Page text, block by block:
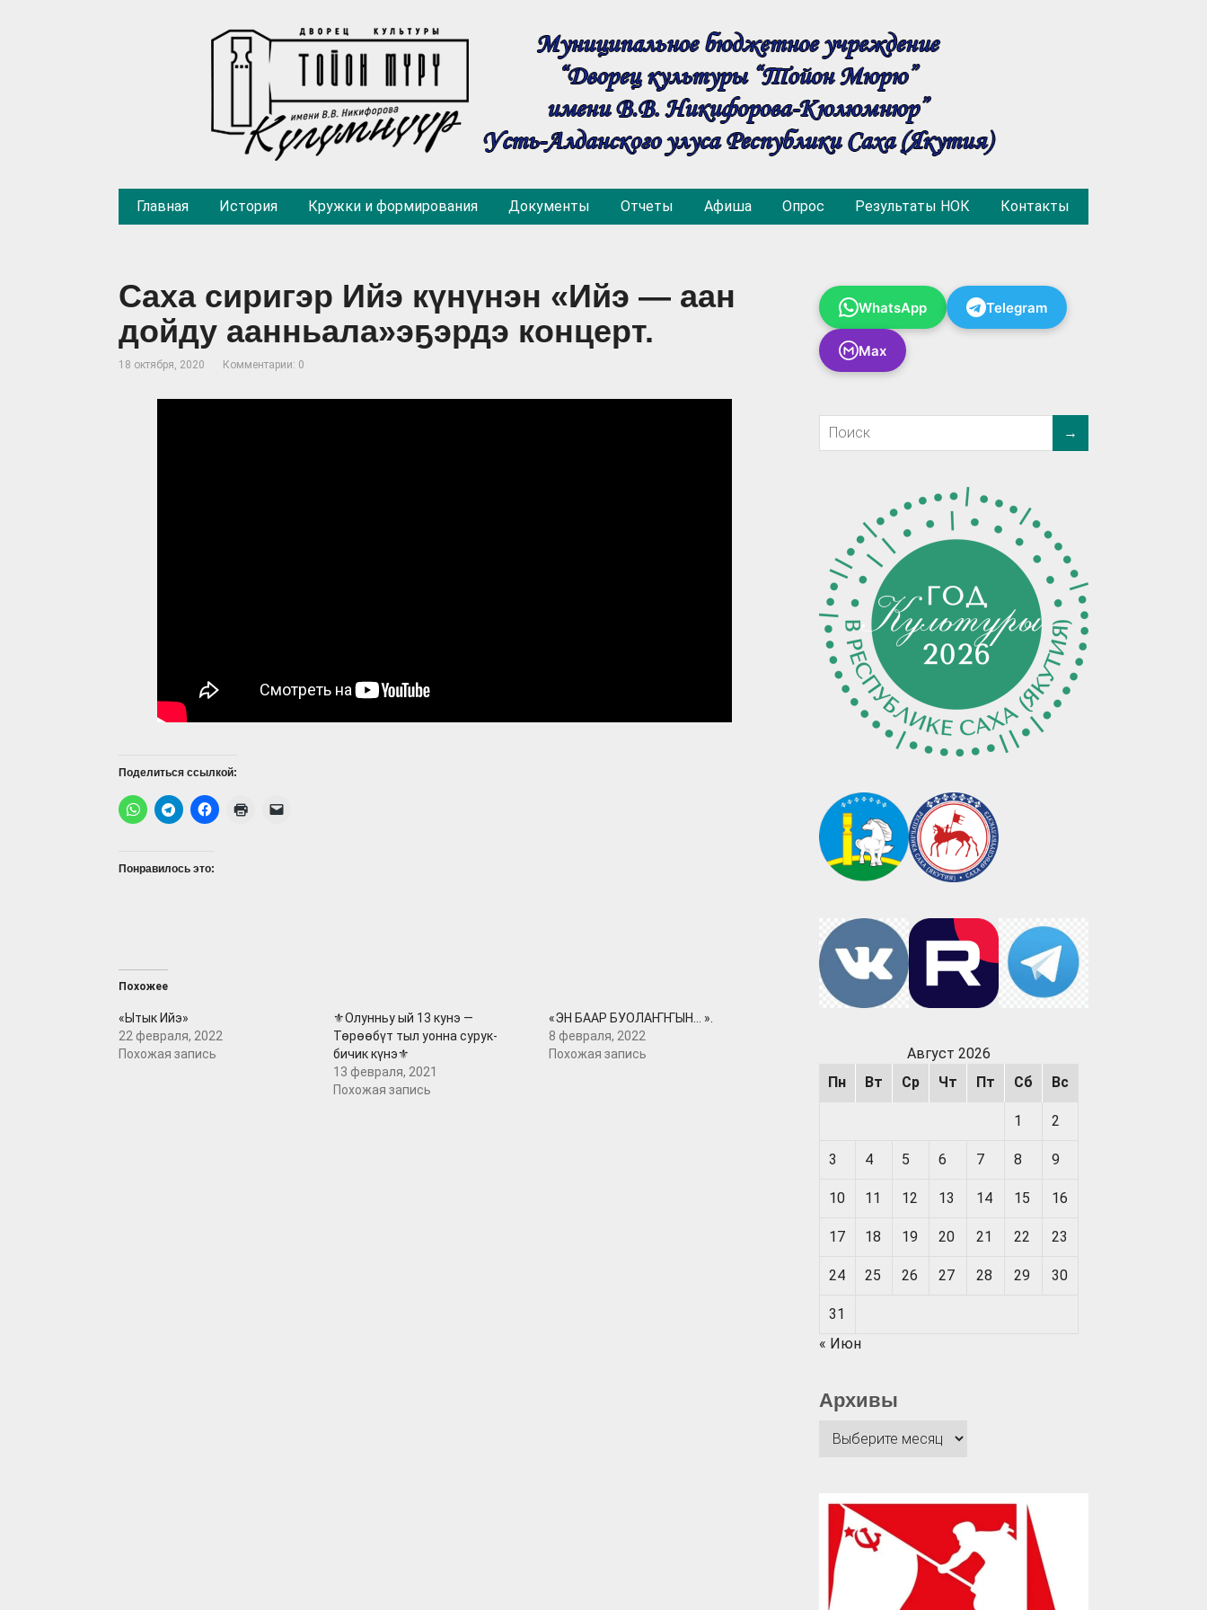
Главная История Кружки и формирования Документы Отчеты Афиша Опрос Результаты НОК Контакты
Саха сиригэр Ийэ күнүнэн «Ийэ — аан
дойду аанньала»эҕэрдэ концерт.
18 октября, 2020 Комментарии: 0
Поделиться ссылкой:
Понравилось это:
Похожее
«Ытык Ийэ»
22 февраля, 2022
Похожая запись
⚜️Олунньу ый 13 кунэ —
Төрөөбүт тыл уонна сурук-
бичик күнэ⚜️
13 февраля, 2021
Похожая запись
«ЭН БААР БУОЛАҤҤЫН… ».
8 февраля, 2022
Похожая запись
WhatsApp Telegram
Max
Август 2026
Пн
Вт Ср Чт Пт Сб Вс
1 2
3 4 5 6 7 8 9
10 11 12 13 14 15 16
17 18 19 20 21 22 23
24 25 26 27 28 29 30
31
« Июн
Архивы
Архивы